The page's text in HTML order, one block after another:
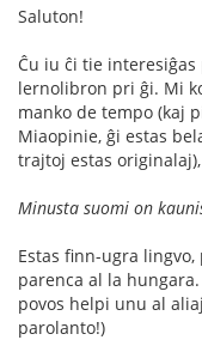
Saluton!
Ĉu iu ĉi tie
lernolibron pri ĝi. Mi
manko de tempo (kaj
Miaopinie, ĝi estas
trajtoj estas
Minusta suomi on
Estas finn-ugra
parenca al la
povos helpi unu al
parolanto!)